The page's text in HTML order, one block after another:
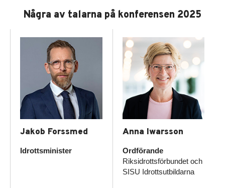
Några av talarna på konferensen 2025
Jakob Forssmed
Idrottsminister
Anna Iwarsson
Ordförande
Riksidrottsförbundet och
SISU Idrottsutbildarna